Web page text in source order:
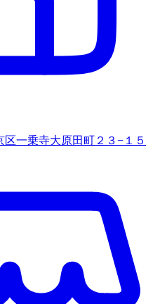
区一乗寺大原田町２３−１５